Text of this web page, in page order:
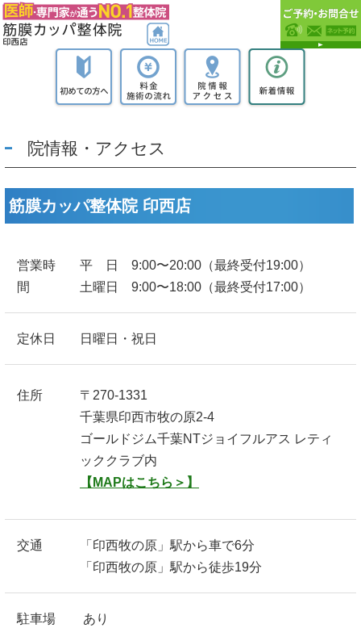
院情報・アクセス
筋膜カッパ整体院 印西店
営業時
間
平 日 9:00〜20:00（最終受付19:00）
土曜日 9:00〜18:00（最終受付17:00）
定休日 日曜日・祝日
住所
〒270-1331
千葉県印西市牧の原2-4
ゴールドジム千葉NTジョイフルアス レティ
ッククラブ内
【MAPはこちら＞】
交通
「印西牧の原」駅から車で6分
「印西牧の原」駅から徒歩19分
駐車場 あり